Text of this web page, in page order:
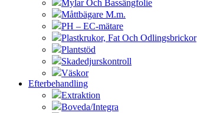
Mylar Och Bassängfolie
Måttbägare M.m.
PH – EC-mätare
Plastkrukor, Fat Och Odlingsbrickor
Plantstöd
Skadedjurskontroll
Väskor
Efterbehandling
Extraktion
Boveda/Integra